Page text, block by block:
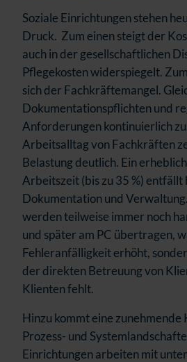
Soziale Einrichtungen stehen
Druck. Zum einen steigt der
auch in der gesellschaftlichen
Pflegekosten widerspiegelt.
sich der Fachkräftemangel.
Dokumentationspflichten und
Anforderungen kontinuierlich
Arbeitsalltag von Fachkräften
Belastung deutlich. Ein
Arbeitszeit (bis zu 35 %) entfällt
Dokumentation und
werden teilweise immer noch
und später am PC übertragen,
Fehleranfälligkeit erhöht,
der direkten Betreuung von
Klienten fehlt.
Hinzu kommt eine
Prozess- und
Einrichtungen arbeiten mit